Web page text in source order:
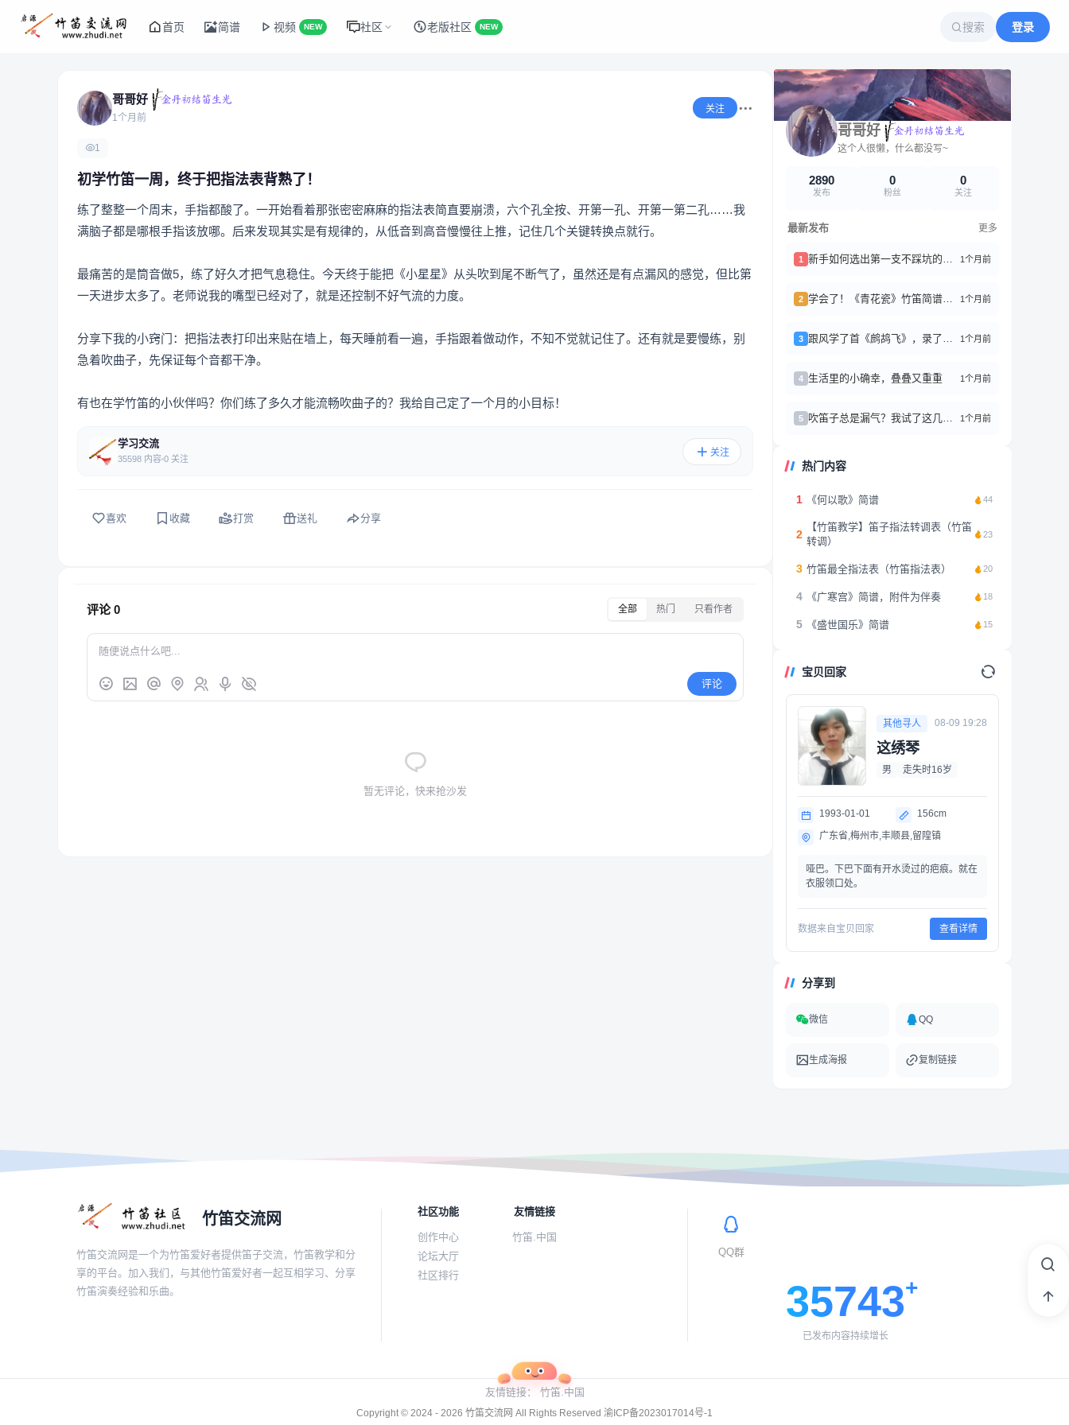
首页 简谱 视频 NEW 社区 老版社区 NEW 搜索 登录
哥哥好
1个月前
关注
1
初学竹笛一周，终于把指法表背熟了！
练了整整一个周末，手指都酸了。一开始看着那张密密麻麻的指法表简直要崩溃，六个孔全按、开第一孔、开第一第二孔……我
满脑子都是哪根手指该放哪。后来发现其实是有规律的，从低音到高音慢慢往上推，记住几个关键转换点就行。
最痛苦的是筒音做5，练了好久才把气息稳住。今天终于能把《小星星》从头吹到尾不断气了，虽然还是有点漏风的感觉，但比第
一天进步太多了。老师说我的嘴型已经对了，就是还控制不好气流的力度。
分享下我的小窍门：把指法表打印出来贴在墙上，每天睡前看一遍，手指跟着做动作，不知不觉就记住了。还有就是要慢练，别
急着吹曲子，先保证每个音都干净。
有也在学竹笛的小伙伴吗？你们练了多久才能流畅吹曲子的？我给自己定了一个月的小目标！
学习交流
35598 内容 0 关注
关注
喜欢 收藏 打赏 送礼 分享
评论0 全部 热门 只看作者
评论
暂无评论，快来抢沙发
哥哥好
这个人很懒，什么都没写~
2890
发布
0
粉丝
0
关注
最新发布 更多
1 新手如何选出第一支不踩坑的竹笛？ 1个月前
2 学会了！《青花瓷》竹笛简谱分享 1个月前
3 跟风学了首《鹧鸪飞》，录了好几遍才稍微能听 1个月前
4 生活里的小确幸，叠叠又重重 1个月前
5 吹笛子总是漏气？我试了这几个方法真的有效！ 1个月前
热门内容
1 《何以歌》简谱 44
2
【竹笛教学】笛子指法转调表（竹笛
转调）
23
3 竹笛最全指法表（竹笛指法表） 20
4 《广寒宫》简谱，附件为伴奏 18
5 《盛世国乐》简谱 15
宝贝回家
其他寻人 08-09 19:28
这绣琴
男 走失时16岁
1993-01-01
156cm
广东省,梅州市,丰顺县,留隍镇
哑巴。下巴下面有开水烫过的疤痕。就在
衣服领口处。
数据来自宝贝回家 查看详情
分享到
微信 QQ
生成海报 复制链接
竹笛交流网
竹笛交流网是一个为竹笛爱好者提供笛子交流，竹笛教学和分
享的平台。加入我们，与其他竹笛爱好者一起互相学习、分享
竹笛演奏经验和乐曲。
社区功能
创作中心
论坛大厅
社区排行
友情链接
竹笛.中国
QQ群
35743
已发布内容持续增长
友情链接： 竹笛.中国
Copyright © 2024 - 2026 竹笛交流网 All Rights Reserved 渝ICP备2023017014号-1